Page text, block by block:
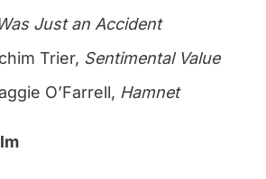
Just an Accident
Trier, Sentimental Value
O’Farrell, Hamnet